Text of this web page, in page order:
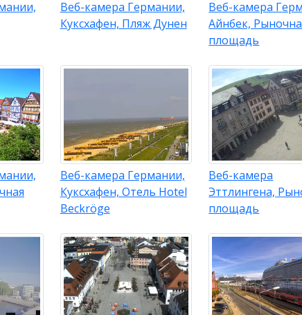
Веб-камера Германии,
Куксхафен, Пляж Дунен
Веб-камера
Айнбек,
площадь
Веб-камера Германии,
Куксхафен, Отель Hotel
Beckröge
Веб-камера
Эттлингена,
площадь